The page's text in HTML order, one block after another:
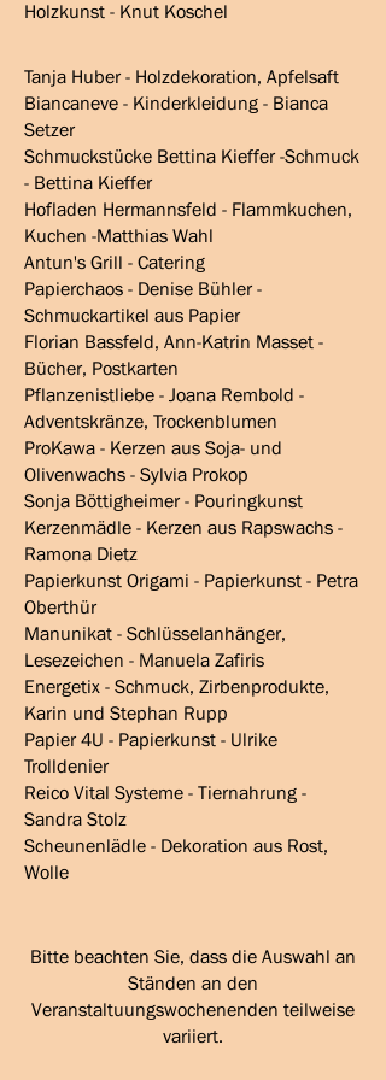
Holzkunst - Knut Koschel
Tanja Huber -​ Holzdekoration, Apfelsaft
Biancaneve - Kinderkleidung - Bianca
Setzer
Schmuckstücke Bettina Kieffer -Schmuck
- Bettina Kieffer
Hofladen Hermannsfeld - Flammkuchen,
Kuchen -Matthias Wahl
Antun's Grill - Catering
Papierchaos - Denise Bühler -
Schmuckartikel aus Papier
Florian Bassfeld, Ann-Katrin Masset -
Bücher, Postkarten
Pflanzenistliebe - Joana Rembold -
Adventskränze, Trockenblumen
ProKawa - Kerzen aus Soja- und
Olivenwachs - Sylvia Prokop
Sonja Böttigheimer - Pouringkunst
Kerzenmädle - Kerzen aus Rapswachs -
Ramona Dietz
Papierkunst Origami - Papierkunst - Petra
Oberthür
Manunikat - Schlüsselanhänger,
Lesezeichen - Manuela Zafiris
Energetix - Schmuck, Zirbenprodukte,
Karin und Stephan Rupp
Papier 4U - Papierkunst - Ulrike
Trolldenier
Reico Vital Systeme - Tiernahrung -
Sandra Stolz
Scheunenlädle - Dekoration aus Rost,
Wolle
Bitte beachten Sie, dass die Auswahl an
Ständen an den
Veranstaltuungswochenenden teilweise
variiert.